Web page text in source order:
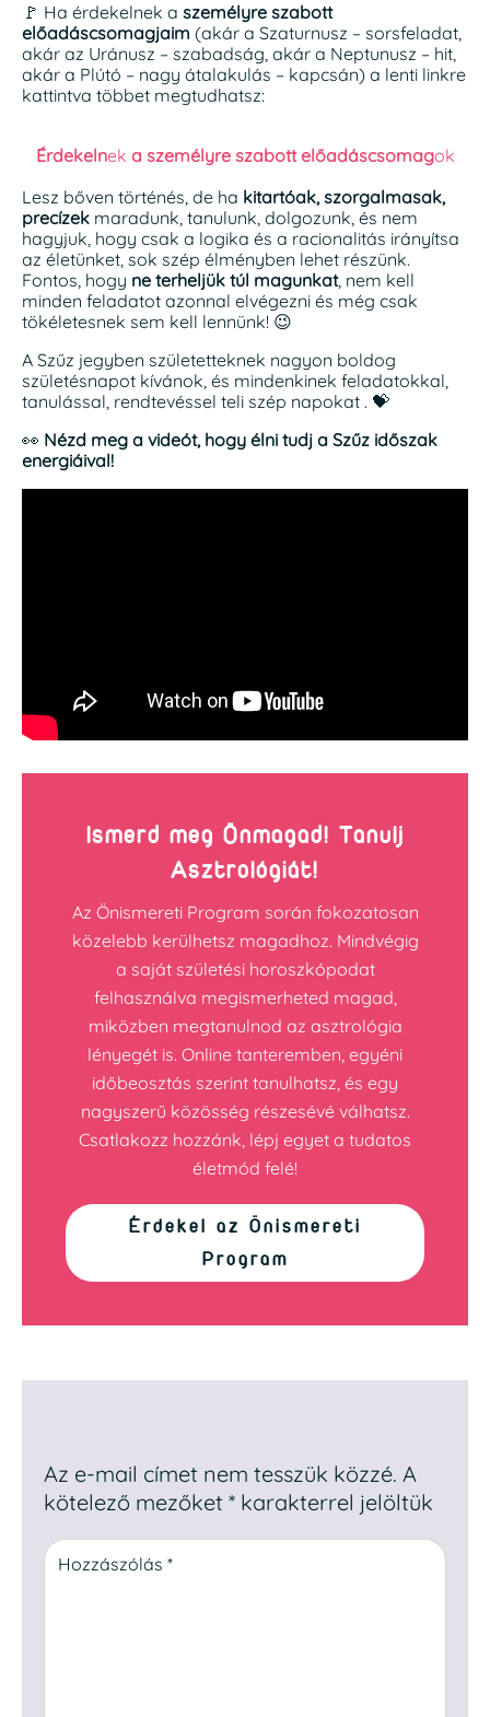
🚩 Ha érdekelnek a személyre szabott
előadáscsomagjaim (akár a Szaturnusz – sorsfeladat,
akár az Uránusz – szabadság, akár a Neptunusz – hit,
akár a Plútó – nagy átalakulás – kapcsán) a lenti linkre
kattintva többet megtudhatsz:
Érdekelnek a személyre szabott előadáscsomagok
Lesz bőven történés, de ha kitartóak, szorgalmasak,
precízek maradunk, tanulunk, dolgozunk, és nem
hagyjuk, hogy csak a logika és a racionalitás irányítsa
az életünket, sok szép élményben lehet részünk.
Fontos, hogy ne terheljük túl magunkat, nem kell
minden feladatot azonnal elvégezni és még csak
tökéletesnek sem kell lennünk! 😉
A Szűz jegyben születetteknek nagyon boldog
születésnapot kívánok, és mindenkinek feladatokkal,
tanulással, rendtevéssel teli szép napokat . 💝
👀 Nézd meg a videót, hogy élni tudj a Szűz időszak
energiáival!
Ismerd meg Önmagad! Tanulj
Asztrológiát!
Az Önismereti Program során fokozatosan
közelebb kerülhetsz magadhoz. Mindvégig
a saját születési horoszkópodat
felhasználva megismerheted magad,
miközben megtanulnod az asztrológia
lényegét is. Online tanteremben, egyéni
időbeosztás szerint tanulhatsz, és egy
nagyszerű közösség részesévé válhatsz.
Csatlakozz hozzánk, lépj egyet a tudatos
életmód felé!
Érdekel az Önismereti
Program
Az e-mail címet nem tesszük közzé. A
kötelező mezőket * karakterrel jelöltük